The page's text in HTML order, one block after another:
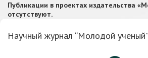
Публикации в проектах издательства
отсутствуют.
Научный журнал “Молодой